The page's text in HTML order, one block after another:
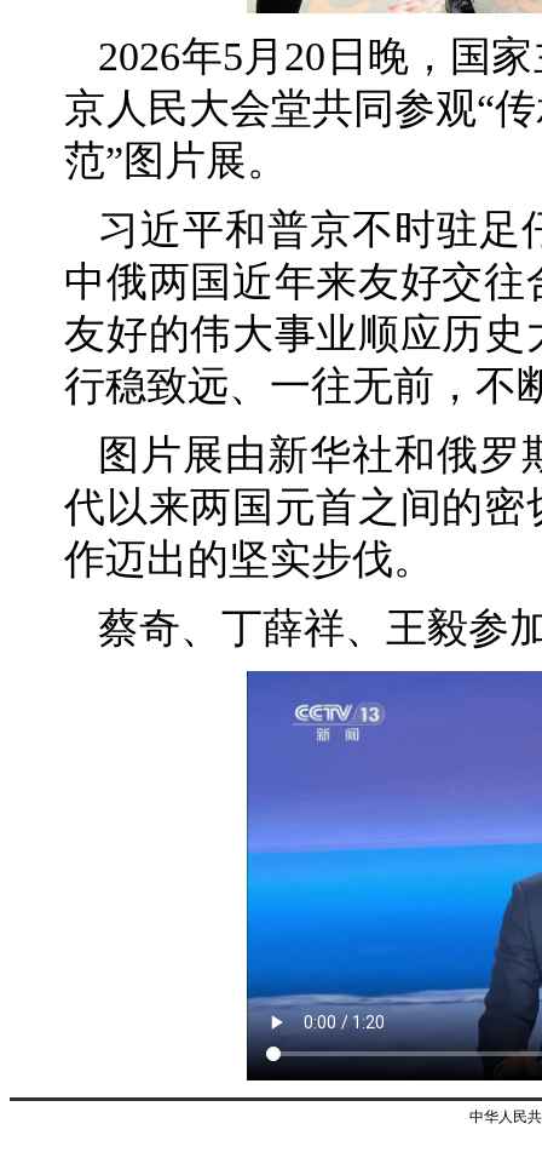
2026年5月20日晚，国
京人民大会堂共同参观“
范”图片展。
习近平和普京不时驻足
中俄两国近年来友好交
友好的伟大事业顺应历
行稳致远、一往无前，不
图片展由新华社和俄
代以来两国元首之间的
作迈出的坚实步伐。
蔡奇、丁薛祥、王毅参
中华人民